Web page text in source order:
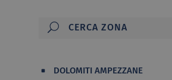
DOLOMITI AMPEZZANE